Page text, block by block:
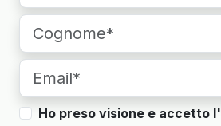
Ho preso visione e accetto l'